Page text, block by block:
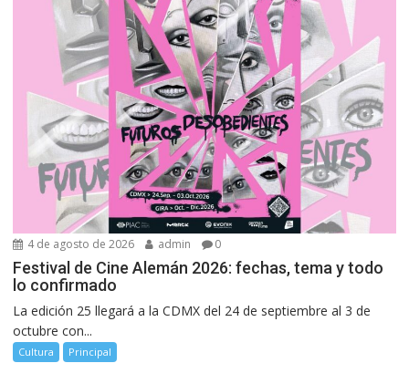
4 de agosto de 2026 admin 0
Festival de Cine Alemán 2026: fechas, tema y todo
lo confirmado
La edición 25 llegará a la CDMX del 24 de septiembre al 3 de
octubre con...
Cultura Principal